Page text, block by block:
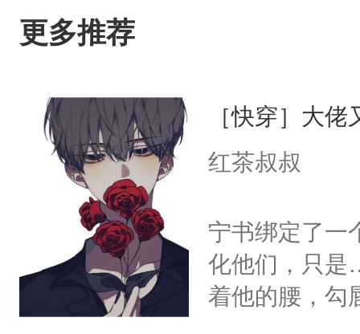
更多推荐
［快穿］大
红茶叔叔
宁书绑定了一
化他们，只是
着他的腰，勾